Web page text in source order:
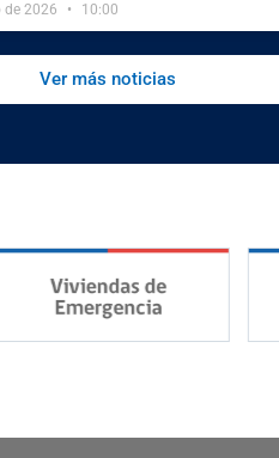
de 2026 10:00
Ver más noticias